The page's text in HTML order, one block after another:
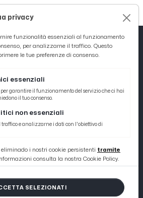
TIME
privacy
funzionalità essenziali al funzionamento
per analizzarne il traffico. Questo
le tue preferenze di consenso.
essenziali
per garantire il funzionamento del servizio che ci hai
il tuo consenso.
non essenziali
e analizzarne i dati con l'obiettivo di
eliminado i nostri cookie persistenti tramite
consulta la nostra Cookie Policy.
SELEZIONATI